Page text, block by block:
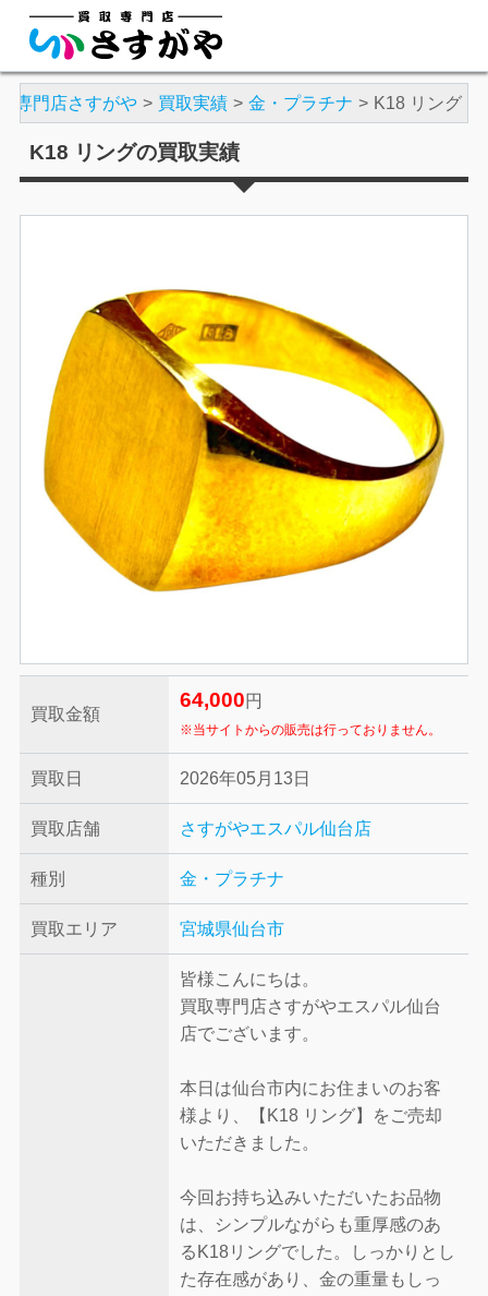
専門店さすがや 買取実績 金・プラチナ K18 リング
K18 リングの買取実績
買取金額
64,000 円
※当サイトからの販売は行っておりません。
買取日 2026年05月13日
買取店舗 さすがやエスパル仙台店
種別 金・プラチナ
買取エリア 宮城県仙台市
皆様こんにちは。
買取専門店さすがやエスパル仙台
店でございます。
本日は仙台市内にお住まいのお客
様より、【K18 リング】をご売却
いただきました。
今回お持ち込みいただいたお品物
は、シンプルながらも重厚感のあ
るK18リングでした。しっかりとし
た存在感があり、金の重量もしっ